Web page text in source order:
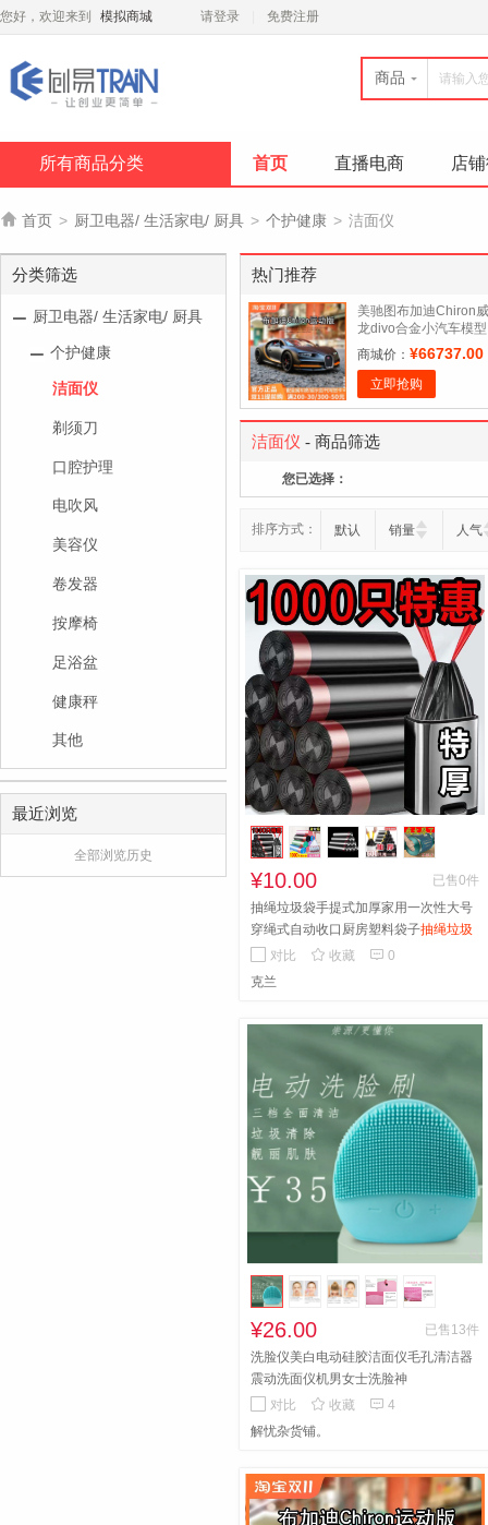
您好，欢迎来到 模拟商城 请登录 免费注册
商品
所有商品分类 首页 直播电商 店
 首页 > 厨卫电器/ 生活家电/ 厨具 > 个护健康 > 洁面仪
分类筛选
厨卫电器/ 生活家电/ 厨具
个护健康
洁面仪
剃须刀
口腔护理
电吹风
美容仪
卷发器
按摩椅
足浴盆
健康秤
其他
最近浏览
全部浏览历史
热门推荐
美驰图布加迪Chiron威
龙divo合金小汽车模型
玩具1:18男孩跑车摆件
商城价： ¥66737.00
立即抢购
洁面仪 - 商品筛选
您已选择：
排序方式： 默认 销量 人气
¥10.00
已售0件
抽绳垃圾袋手提式加厚家用一次性大号
穿绳式自动收口厨房塑料袋子抽绳垃圾
袋手提式加厚家用一次性大号穿绳式自
动收口厨房塑料袋子
对比  收藏  0
克兰
¥26.00
已售13件
洗脸仪美白电动硅胶洁面仪毛孔清洁器
震动洗面仪机男女士洗脸神
对比
 收藏  4
解忧杂货铺。